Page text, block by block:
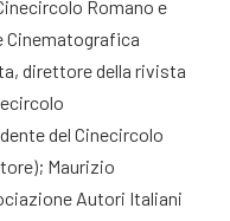
Romano e
Cinematografica
direttore della rivista
del Cinecircolo
Maurizio
Autori Italiani